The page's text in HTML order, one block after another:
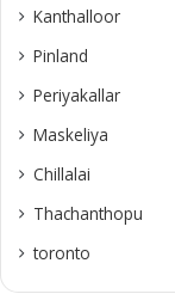
Kanthalloor
Pinland
Periyakallar
Maskeliya
Chillalai
Thachanthopu
toronto